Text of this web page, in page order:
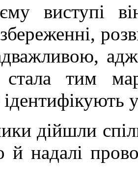
виступі
стала тим
у
дійшли
й надалі